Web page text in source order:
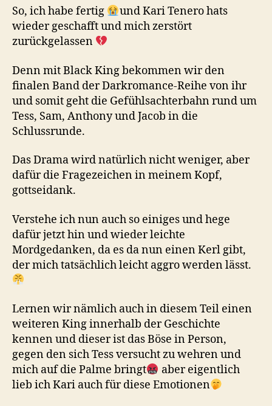
So, ich habe fertig
und Kari Tenero hats
wieder geschafft und mich zerstört
zurückgelassen
Denn mit Black King bekommen wir den
finalen Band der Darkromance-Reihe von ihr
und somit geht die Gefühlsachterbahn rund um
Tess, Sam, Anthony und Jacob in die
Schlussrunde.
Das Drama wird natürlich nicht weniger, aber
dafür die Fragezeichen in meinem Kopf,
gottseidank.
Verstehe ich nun auch so einiges und hege
dafür jetzt hin und wieder leichte
Mordgedanken, da es da nun einen Kerl gibt,
der mich tatsächlich leicht aggro werden lässt.
Lernen wir nämlich auch in diesem Teil einen
weiteren King innerhalb der Geschichte
kennen und dieser ist das Böse in Person,
gegen den sich Tess versucht zu wehren und
mich auf die Palme bringt
aber eigentlich
lieb ich Kari auch für diese Emotionen